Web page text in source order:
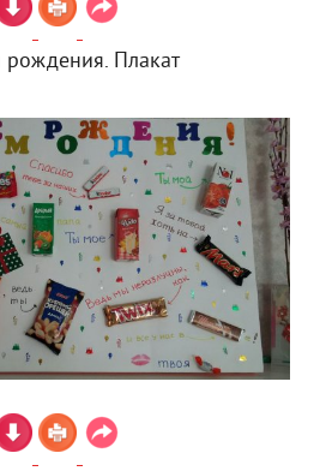
Плакат